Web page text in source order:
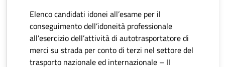
Elenco candidati idonei all’esame per il
conseguimento dell’idoneità professionale
all’esercizio dell’attività di autotrasportatore di
merci su strada per conto di terzi nel settore del
trasporto nazionale ed internazionale – II